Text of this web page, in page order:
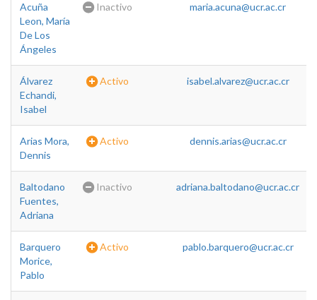
Acuña
Leon, María
De Los
Ángeles
Inactivo maria.acuna@ucr.ac.cr
Álvarez
Echandi,
Isabel
Activo isabel.alvarez@ucr.ac.cr
Arias Mora,
Dennis
Activo dennis.arias@ucr.ac.cr
Baltodano
Fuentes,
Adriana
Inactivo adriana.baltodano@ucr.ac.cr
Barquero
Morice,
Pablo
Activo pablo.barquero@ucr.ac.cr